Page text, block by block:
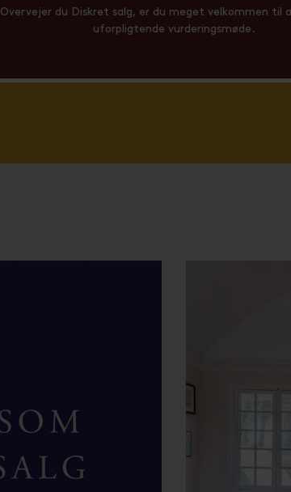
Overvejer du Diskret salg, er du meget velkommen til
uforpligtende vurderingsmøde .